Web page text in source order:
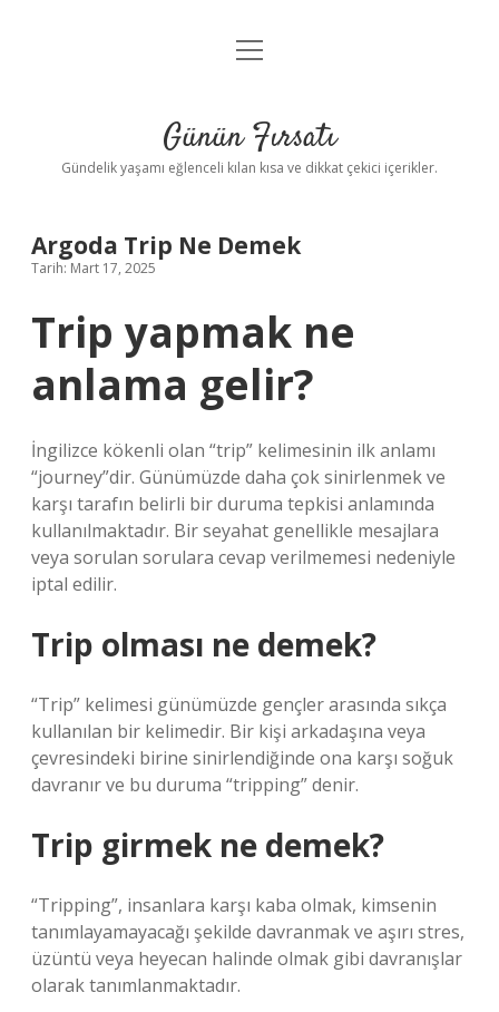
Anasayfa
Yasal Uyarı
menüyü
Günün Fırsatı
Gündelik yaşamı eğlenceli kılan kısa ve dikkat çekici içerikler.
Argoda Trip Ne Demek
Tarih: Mart 17, 2025
Trip yapmak ne
anlama gelir?
İngilizce kökenli olan “trip” kelimesinin ilk anlamı
“journey”dir. Günümüzde daha çok sinirlenmek ve
karşı tarafın belirli bir duruma tepkisi anlamında
kullanılmaktadır. Bir seyahat genellikle mesajlara
veya sorulan sorulara cevap verilmemesi nedeniyle
iptal edilir.
Trip olması ne demek?
“Trip” kelimesi günümüzde gençler arasında sıkça
kullanılan bir kelimedir. Bir kişi arkadaşına veya
çevresindeki birine sinirlendiğinde ona karşı soğuk
davranır ve bu duruma “tripping” denir.
Trip girmek ne demek?
“Tripping”, insanlara karşı kaba olmak, kimsenin
tanımlayamayacağı şekilde davranmak ve aşırı stres,
üzüntü veya heyecan halinde olmak gibi davranışlar
olarak tanımlanmaktadır.